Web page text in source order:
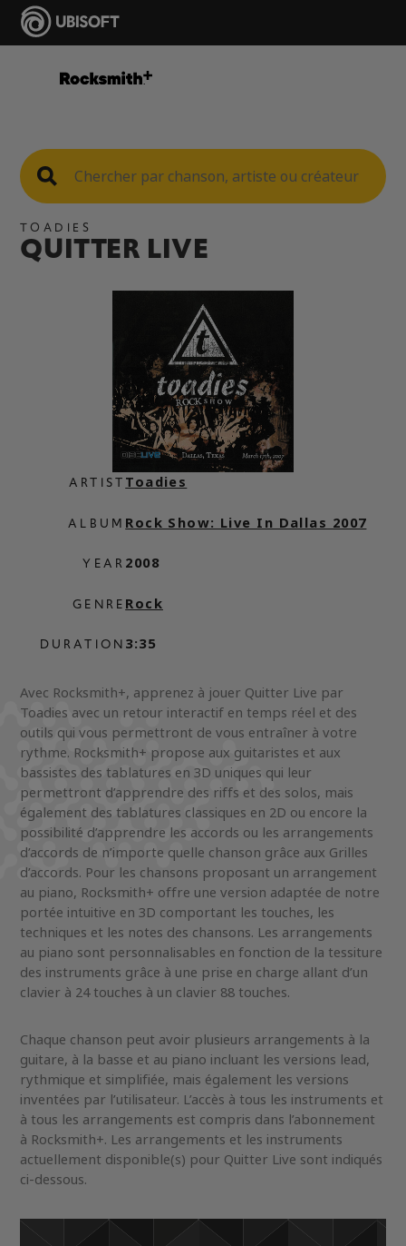
TOADIES
QUITTER LIVE
ARTIST
ALBUM
YEAR
GENRE
DURATION
Toadies
Rock Show: Live In Dallas 2007
2008
Rock
3:35
Avec Rocksmith+, apprenez à jouer Quitter Live par
Toadies avec un retour interactif en temps réel et des
outils qui vous permettront de vous entraîner à votre
rythme. Rocksmith+ propose aux guitaristes et aux
bassistes des tablatures en 3D uniques qui leur
permettront d’apprendre des riffs et des solos, mais
également des tablatures classiques en 2D ou encore la
possibilité d’apprendre les accords ou les arrangements
d’accords de n’importe quelle chanson grâce aux Grilles
d’accords. Pour les chansons proposant un arrangement
au piano, Rocksmith+ offre une version adaptée de notre
portée intuitive en 3D comportant les touches, les
techniques et les notes des chansons. Les arrangements
au piano sont personnalisables en fonction de la tessiture
des instruments grâce à une prise en charge allant d’un
clavier à 24 touches à un clavier 88 touches.
Chaque chanson peut avoir plusieurs arrangements à la
guitare, à la basse et au piano incluant les versions lead,
rythmique et simplifiée, mais également les versions
inventées par l’utilisateur. L’accès à tous les instruments et
à tous les arrangements est compris dans l’abonnement
à Rocksmith+. Les arrangements et les instruments
actuellement disponible(s) pour Quitter Live sont indiqués
ci-dessous.